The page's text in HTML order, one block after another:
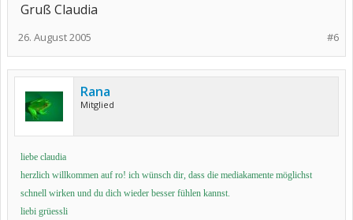
Gruß Claudia
#6
26. August 2005
Rana
Mitglied
liebe claudia
herzlich willkommen auf ro! ich wünsch dir, dass die mediakamente möglichst
schnell wirken und du dich wieder besser fühlen kannst.
liebi grüessli